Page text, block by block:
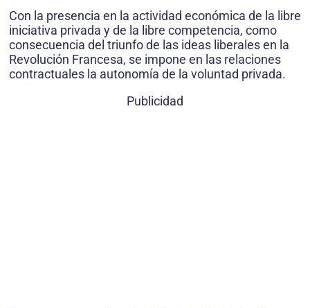
Con la presencia en la actividad económica de la libre
iniciativa privada y de la libre competencia, como
consecuencia del triunfo de las ideas liberales en la
Revolución Francesa, se impone en las relaciones
contractuales la autonomía de la voluntad privada.
Publicidad